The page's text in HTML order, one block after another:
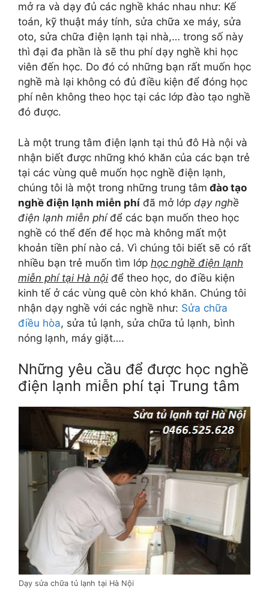
mở ra và dạy đủ các nghề khác nhau như: Kế
toán, kỹ thuật máy tính, sửa chữa xe máy, sửa
oto, sửa chữa điện lạnh tại nhà,… trong số này
thì đại đa phần là sẽ thu phí dạy nghề khi học
viên đến học. Do đó có những bạn rất muốn học
nghề mà lại không có đủ điều kiện để đóng học
phí nên không theo học tại các lớp đào tạo nghề
đó được.
Là một trung tâm điện lạnh tại thủ đô Hà nội và
nhận biết được những khó khăn của các bạn trẻ
tại các vùng quê muốn học nghề điện lạnh,
chúng tôi là một trong những trung tâm đào tạo
nghề điện lạnh miễn phí đã mở lớp dạy nghề
điện lạnh miễn phíđể các bạn muốn theo học
nghề có thể đến để học mà không mất một
khoản tiền phí nào cả. Vì chúng tôi biết sẽ có rất
nhiều bạn trẻ muốn tìm lớp học nghề điện lạnh
miễn phí tại Hà nội để theo học, do điều kiện
kinh tế ở các vùng quê còn khó khăn. Chúng tôi
nhận dạy nghề với các nghề như: Sửa chữa
điều hòa, sửa tủ lạnh, sửa chữa tủ lạnh, bình
nóng lạnh, máy giặt….
Những yêu cầu để được học nghề
điện lạnh miễn phí tại Trung tâm
Dạy sửa chữa tủ lạnh tại Hà Nội